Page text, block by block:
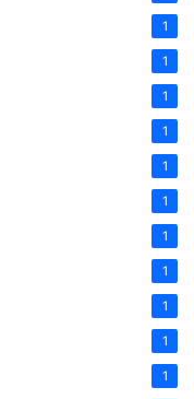
1
1
1
1
1
1
1
1
1
1
1